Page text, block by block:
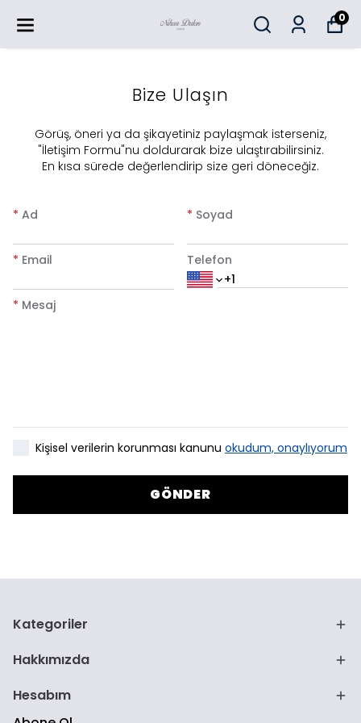
0
Bize Ulaşın
​Görüş, öneri ya da şikayetiniz paylaşmak isterseniz,
"İletişim Formu"nu doldurarak bize ulaştırabilirsiniz.
En kısa sürede değerlendirip size geri döneceğiz.
* Ad * Soyad
* Email Telefon
* Mesaj
Kişisel verilerin korunması kanunu okudum, onaylıyorum
GÖNDER
Kategoriler
Hakkımızda
Hesabım